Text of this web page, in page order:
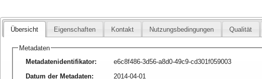
Übersicht Eigenschaften Kontakt Nutzungsbedingungen Qualität
Metadaten
Metadatenidentifikator:
e6c8f486-3d56-a8d0-49c9-cd301f059003
Datum der Metadaten:
2014-04-01